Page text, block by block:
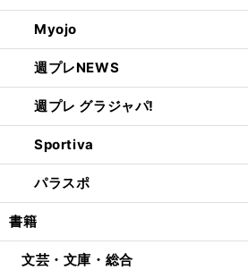
Myojo
週プレNEWS
週プレ グラジャパ!
Sportiva
パラスポ
書籍
文芸・文庫・総合